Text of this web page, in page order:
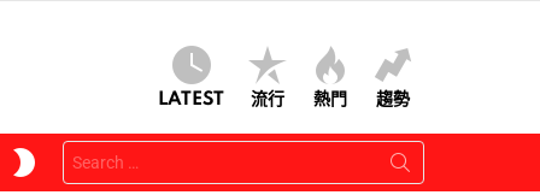
LATEST 流行 熱門 趨勢
SKIN
Search
for: